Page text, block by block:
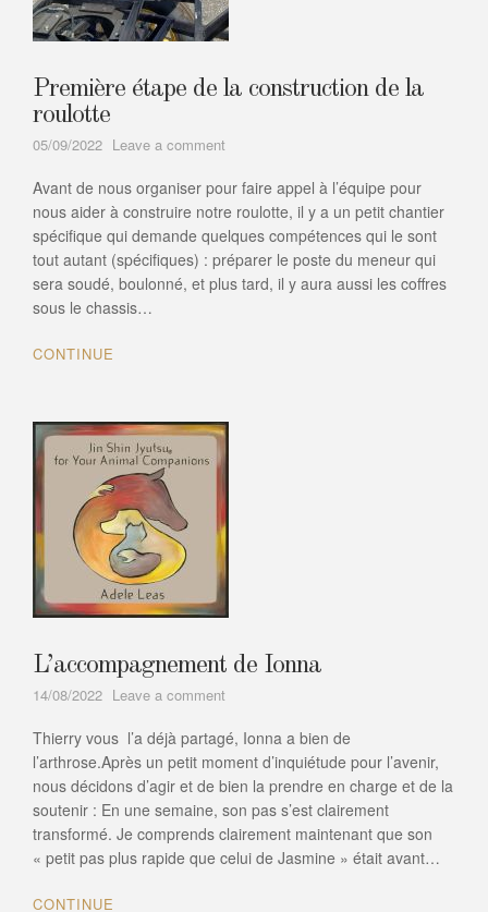
Première étape de la construction de la
roulotte
05/09/2022 Leave a comment
étape
de
la
construction
de
la
Avant de nous organiser pour faire appel à l’équipe pour
nous aider à construire notre roulotte, il y a un petit chantier
spécifique qui demande quelques compétences qui le sont
tout autant (spécifiques) : préparer le poste du meneur qui
sera soudé, boulonné, et plus tard, il y aura aussi les coffres
sous le chassis…
CONTINUE
L’accompagnement de Ionna
14/08/2022 Leave a comment
de
Ionna
Thierry vous l’a déjà partagé, Ionna a bien de
l’arthrose.Après un petit moment d’inquiétude pour l’avenir,
nous décidons d’agir et de bien la prendre en charge et de la
soutenir : En une semaine, son pas s’est clairement
transformé. Je comprends clairement maintenant que son
« petit pas plus rapide que celui de Jasmine » était avant…
CONTINUE